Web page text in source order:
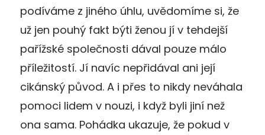
podíváme z jiného úhlu, uvědomíme si, že
už jen pouhý fakt býti ženou jí v tehdejší
pařížské společnosti dával pouze málo
příležitostí. Jí navíc nepřidával ani její
cikánský původ. A i přes to nikdy neváhala
pomoci lidem v nouzi, i když byli jiní než
ona sama. Pohádka ukazuje, že pokud v